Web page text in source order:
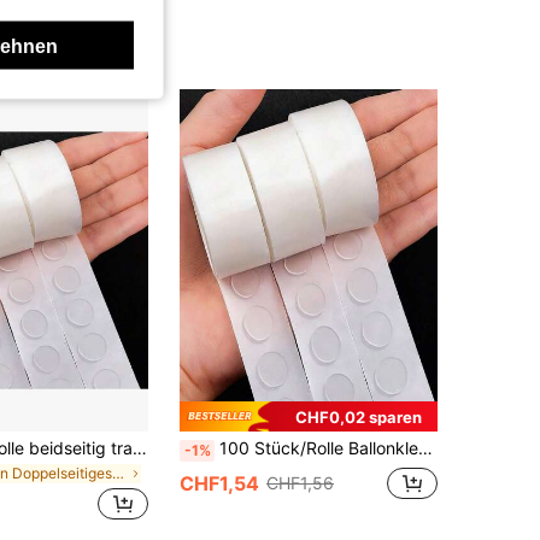
100 Stücke/Rolle beidseitig transparente Ballon-Klebepunkte für Hochzeits- und Geburtstagsdekoration, selbstklebend, rückstandsfrei, für Rückkehr zur Schule
in Doppelseitiges Klebeband
CHF0,02 sparen
-1% 100 Stück/Rolle Ballonklebepunkte, geeignet für Ballonzubehör, Ballonpunkte, Geburtstags- und Hochzeitsparty Ballonklebepunkte, Ballonbogen-Ständer
CHF1,54 CHF1,56